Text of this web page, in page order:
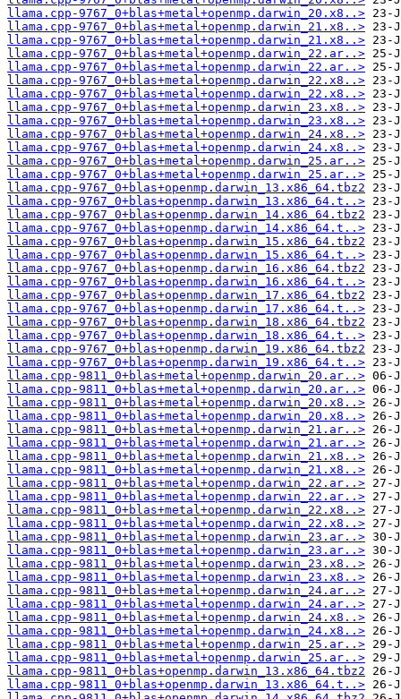
llama.cpp-9767_0+blas+metal+openmp.darwin_20.x8..>
llama.cpp-9767_0+blas+metal+openmp.darwin_21.x8..>
llama.cpp-9767_0+blas+metal+openmp.darwin_21.x8..>
llama.cpp-9767_0+blas+metal+openmp.darwin_22.ar..>
llama.cpp-9767_0+blas+metal+openmp.darwin_22.ar..>
llama.cpp-9767_0+blas+metal+openmp.darwin_22.x8..>
llama.cpp-9767_0+blas+metal+openmp.darwin_22.x8..>
llama.cpp-9767_0+blas+metal+openmp.darwin_23.x8..>
llama.cpp-9767_0+blas+metal+openmp.darwin_23.x8..>
llama.cpp-9767_0+blas+metal+openmp.darwin_24.x8..>
llama.cpp-9767_0+blas+metal+openmp.darwin_24.x8..>
llama.cpp-9767_0+blas+metal+openmp.darwin_25.ar..>
llama.cpp-9767_0+blas+metal+openmp.darwin_25.ar..>
llama.cpp-9767_0+blas+openmp.darwin_13.x86_64.tbz2
llama.cpp-9767_0+blas+openmp.darwin_13.x86_64.t..>
llama.cpp-9767_0+blas+openmp.darwin_14.x86_64.tbz2
llama.cpp-9767_0+blas+openmp.darwin_14.x86_64.t..>
llama.cpp-9767_0+blas+openmp.darwin_15.x86_64.tbz2
llama.cpp-9767_0+blas+openmp.darwin_15.x86_64.t..>
llama.cpp-9767_0+blas+openmp.darwin_16.x86_64.tbz2
llama.cpp-9767_0+blas+openmp.darwin_16.x86_64.t..>
llama.cpp-9767_0+blas+openmp.darwin_17.x86_64.tbz2
llama.cpp-9767_0+blas+openmp.darwin_17.x86_64.t..>
llama.cpp-9767_0+blas+openmp.darwin_18.x86_64.tbz2
llama.cpp-9767_0+blas+openmp.darwin_18.x86_64.t..>
llama.cpp-9767_0+blas+openmp.darwin_19.x86_64.tbz2
llama.cpp-9767_0+blas+openmp.darwin_19.x86_64.t..>
llama.cpp-9811_0+blas+metal+openmp.darwin_20.ar..>
llama.cpp-9811_0+blas+metal+openmp.darwin_20.ar..>
llama.cpp-9811_0+blas+metal+openmp.darwin_20.x8..>
llama.cpp-9811_0+blas+metal+openmp.darwin_20.x8..>
llama.cpp-9811_0+blas+metal+openmp.darwin_21.ar..>
llama.cpp-9811_0+blas+metal+openmp.darwin_21.ar..>
llama.cpp-9811_0+blas+metal+openmp.darwin_21.x8..>
llama.cpp-9811_0+blas+metal+openmp.darwin_21.x8..>
llama.cpp-9811_0+blas+metal+openmp.darwin_22.ar..>
llama.cpp-9811_0+blas+metal+openmp.darwin_22.ar..>
llama.cpp-9811_0+blas+metal+openmp.darwin_22.x8..>
llama.cpp-9811_0+blas+metal+openmp.darwin_22.x8..>
llama.cpp-9811_0+blas+metal+openmp.darwin_23.ar..>
llama.cpp-9811_0+blas+metal+openmp.darwin_23.ar..>
llama.cpp-9811_0+blas+metal+openmp.darwin_23.x8..>
llama.cpp-9811_0+blas+metal+openmp.darwin_23.x8..>
llama.cpp-9811_0+blas+metal+openmp.darwin_24.ar..>
llama.cpp-9811_0+blas+metal+openmp.darwin_24.ar..>
llama.cpp-9811_0+blas+metal+openmp.darwin_24.x8..>
llama.cpp-9811_0+blas+metal+openmp.darwin_24.x8..>
llama.cpp-9811_0+blas+metal+openmp.darwin_25.ar..>
llama.cpp-9811_0+blas+metal+openmp.darwin_25.ar..>
llama.cpp-9811_0+blas+openmp.darwin_13.x86_64.tbz2
llama.cpp-9811_0+blas+openmp.darwin_13.x86_64.t..>